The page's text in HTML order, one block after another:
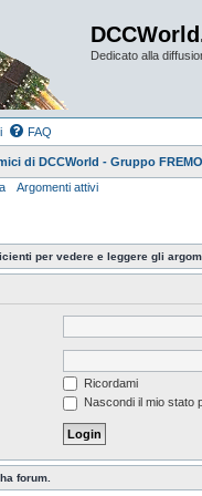
Dedicato alla
FAQ
di DCCWorld - Gruppo FREMO
Argomenti attivi
per vedere e leggere gli
Ricordami
Nascondi il mio stato
forum.